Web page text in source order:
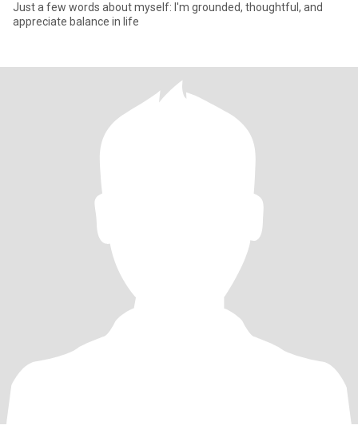
Just a few words about myself: I'm grounded, thoughtful, and
appreciate balance in life